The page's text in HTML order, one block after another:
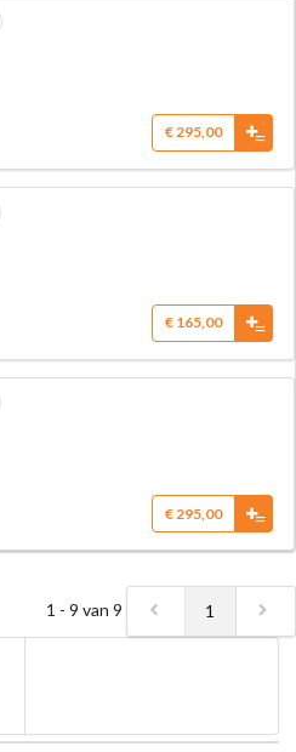
€ 295,00 =
€ 165,00 =
€ 295,00 =
1 - 9 van 9 1